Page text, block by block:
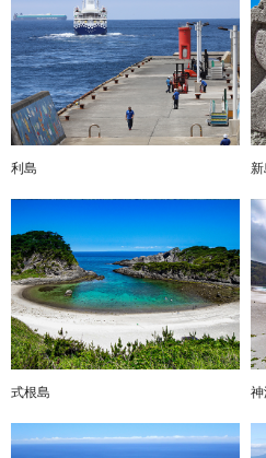
利島 新
式根島 神